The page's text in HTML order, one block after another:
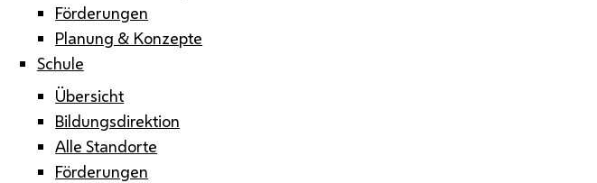
Förderungen
Planung & Konzepte
Schule
Übersicht
Bildungsdirektion
Alle Standorte
Förderungen